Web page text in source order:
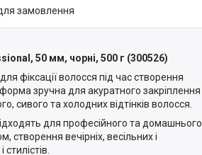
замовлення
50 мм, чорні, 500 г (300526)
фіксації волосся під час створення
зручна для акуратного закріплення
сивого та холодних відтінків волосся.
для професійного та домашнього
створення вечірніх, весільних і